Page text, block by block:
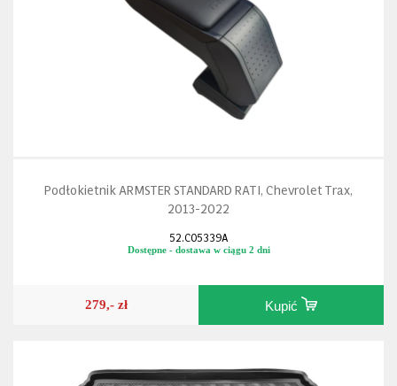
Podłokietnik ARMSTER STANDARD RATI, Chevrolet Trax,
2013-2022
52.C05339A
Dostępne - dostawa w ciągu 2 dni
279,- zł Kupić